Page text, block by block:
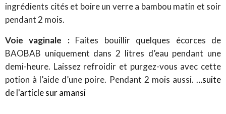
ingrédients cités et boire un verre a bambou matin et soir
pendant 2 mois.
Voie vaginale :Faites bouillir quelques écorces de
BAOBAB uniquement dans 2 litres d’eau pendant une
demi-heure. Laissez refroidir et purgez-vous avec cette
potion à l’aide d’une poire. Pendant 2 mois aussi. …suite
de l'article suramansi